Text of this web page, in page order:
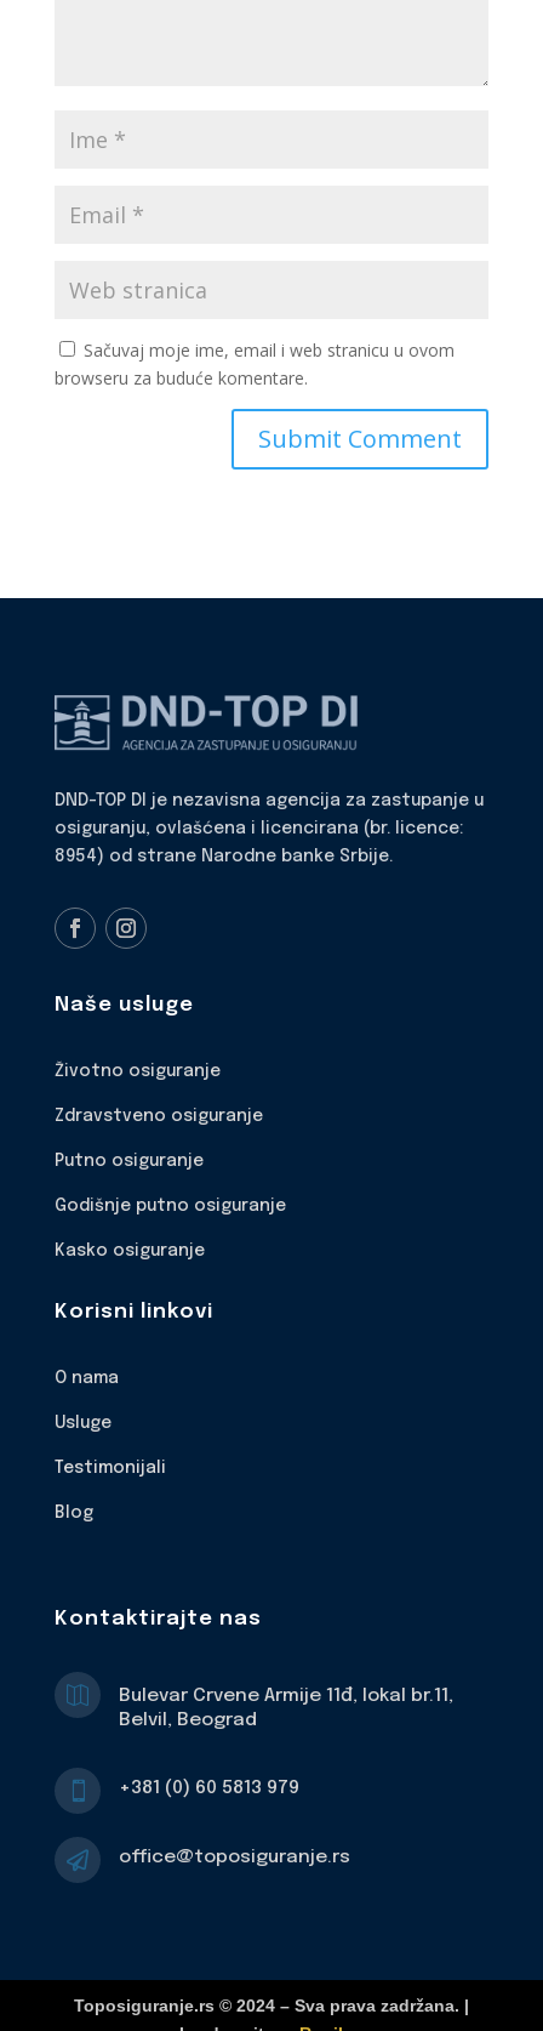
Sačuvaj moje ime, email i web stranicu u ovom
browseru za buduće komentare.
DND-TOP DI je nezavisna agencija za zastupanje u
osiguranju, ovlašćena i licencirana (br. licence:
8954) od strane Narodne banke Srbije.
Naše usluge
Životno osiguranje
Zdravstveno osiguranje
Putno osiguranje
Godišnje putno osiguranje
Kasko osiguranje
Korisni linkovi
O nama
Usluge
Testimonijali
Blog
Kontaktirajte nas

Bulevar Crvene Armije 11đ, lokal br.11,
Belvil, Beograd
 +381 (0) 60 5813 979
 office@toposiguranje.rs
Toposiguranje.rs © 2024 – Sva prava zadržana. |